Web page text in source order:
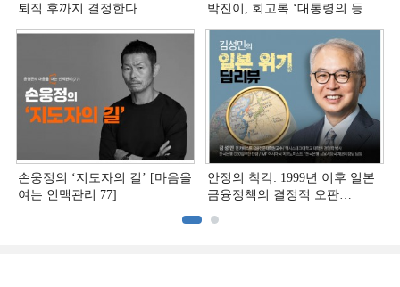
퇴직 후까지 결정한다
박진이, 회고록 ‘대통령의 등 뒤
손웅정의 ‘지도자의 길’ [마음을
여는 인맥관리 77]
안정의 착각: 1999년 이후 일본
금융정책의 결정적 오판